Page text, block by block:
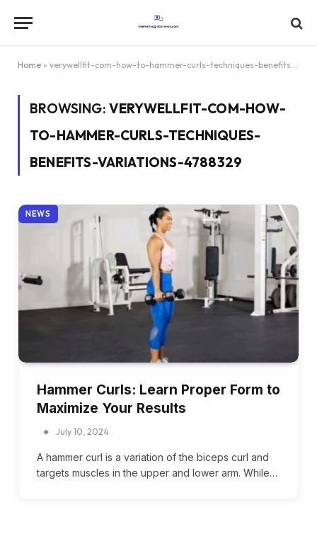
Home » verywellfit-com-how-to-hammer-curls-techniques-benefits-variations-4788329
BROWSING: VERYWELLFIT-COM-HOW-
TO-HAMMER-CURLS-TECHNIQUES-
BENEFITS-VARIATIONS-4788329
NEWS
Hammer Curls: Learn Proper Form to
Maximize Your Results
July 10, 2024
A hammer curl is a variation of the biceps curl and
targets muscles in the upper and lower arm. While…